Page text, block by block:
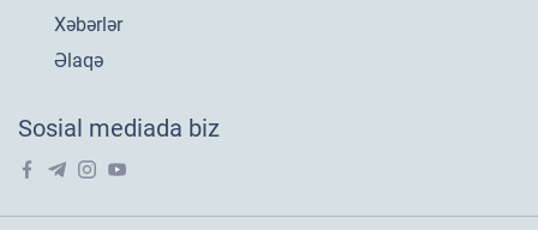
Yeni
​U-20 millimizin
Avropa səfəri tarixi
Xəbərlər
Əlaqə
Sosial mediada biz